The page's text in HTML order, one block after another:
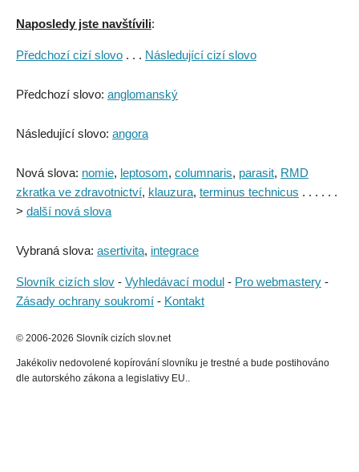
Naposledy jste navštívili:
Předchozí cizí slovo . . . Následující cizí slovo
Předchozí slovo: anglomanský
Následující slovo: angora
Nová slova: nomie, leptosom, columnaris, parasit, RMD
zkratka ve zdravotnictví, klauzura, terminus technicus . . . . . .
> další nová slova
Vybraná slova: asertivita, integrace
Slovník cizích slov - Vyhledávací modul - Pro webmastery -
Zásady ochrany soukromí - Kontakt
© 2006-2026 Slovník cizích slov.net
Jakékoliv nedovolené kopírování slovníku je trestné a bude postihováno
dle autorského zákona a legislativy EU..